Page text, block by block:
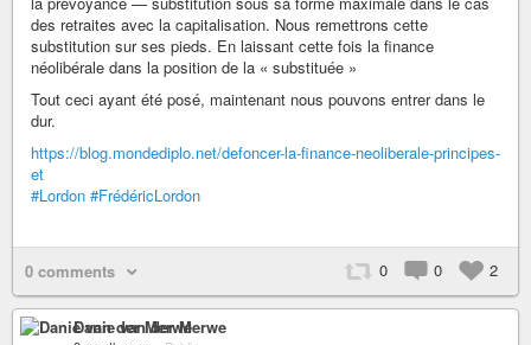
des retraites avec la capitalisation. Nous remettrons cette
substitution sur ses pieds. En laissant cette fois la finance
néolibérale dans la position de la « substituée »
Tout ceci ayant été posé, maintenant nous pouvons entrer dans le
dur.
https://blog.mondediplo.net/defoncer-la-finance-neoliberale-principes-
et
#Lordon #FrédéricLordon
0 0 2
0 comments
Danie van der Merwe